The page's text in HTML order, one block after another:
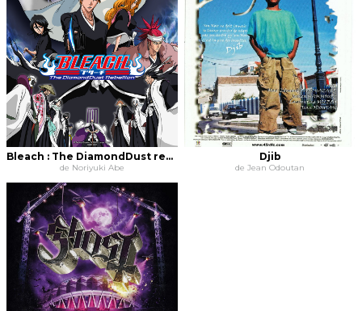
Bleach : The DiamondDust rebellion
de Noriyuki Abe
Djib
de Jean Odoutan